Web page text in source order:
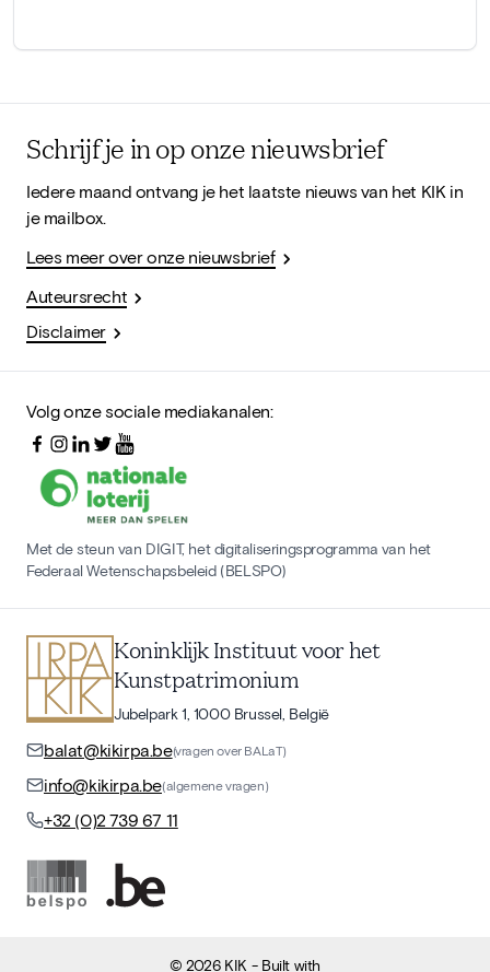
Schrijf je in op onze nieuwsbrief
Iedere maand ontvang je het laatste nieuws van het KIK in
je mailbox.
Lees meer over onze nieuwsbrief
Auteursrecht
Disclaimer
Volg onze sociale mediakanalen:
Met de steun van DIGIT, het digitaliseringsprogramma van het
Federaal Wetenschapsbeleid (BELSPO)
Koninklijk Instituut voor het
Kunstpatrimonium
Jubelpark 1, 1000 Brussel, België
balat@kikirpa.be(vragen over BALaT)
info@kikirpa.be(algemene vragen)
+32 (0)2 739 67 11
©2026 KIK - Built with